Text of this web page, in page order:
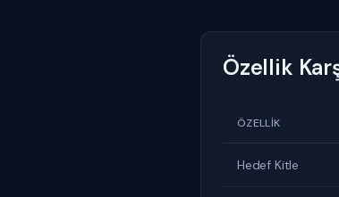
Özellik
ÖZELLIK
Hedef Kitle